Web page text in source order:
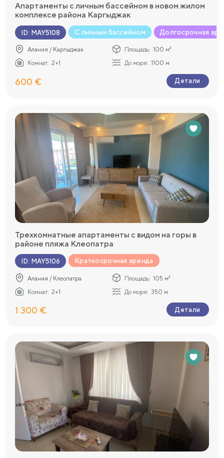
Апартаменты с личным бассейном в новом жилом
комплексе района Каргыджак
ID: MAY5108 С личным бассейном Долгосрочная
Алания / Каргыджак Площадь: 100 м²
Комнат: 2+1 До моря: 1100 м
600 € Детали
Трехкомнатные апартаменты с видом на горы в
районе пляжа Клеопатра
ID: MAY5106 Краткосрочная аренда
Алания / Клеопатра Площадь: 105 м²
Комнат: 2+1 До моря: 350 м
1 300 € Детали